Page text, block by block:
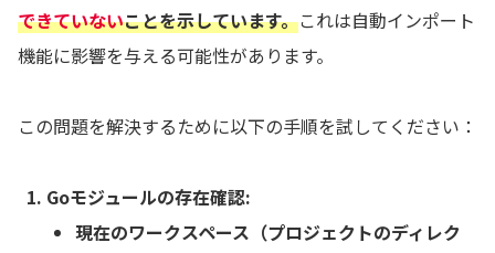
できていないことを示しています。これは自動インポート
機能に影響を与える可能性があります。
この問題を解決するために以下の手順を試してください：
Goモジュールの存在確認:
現在のワークスペース（プロジェクトのディレク